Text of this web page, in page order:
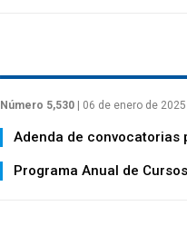
Número 5,530 | 06 de enero de 2025
Adenda de convocatorias
Programa Anual de